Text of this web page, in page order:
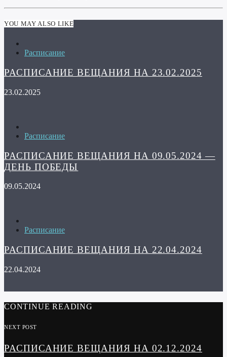
YOU MAY ALSO LIKE
Расписание
РАСПИСАНИЕ ВЕЩАНИЯ НА 23.02.2025
23.02.2025
Расписание
РАСПИСАНИЕ ВЕЩАНИЯ НА 09.05.2024 —
ДЕНЬ ПОБЕДЫ
09.05.2024
Расписание
РАСПИСАНИЕ ВЕЩАНИЯ НА 22.04.2024
22.04.2024
CONTINUE READING
NEXT POST
РАСПИСАНИЕ ВЕЩАНИЯ НА 02.12.2024